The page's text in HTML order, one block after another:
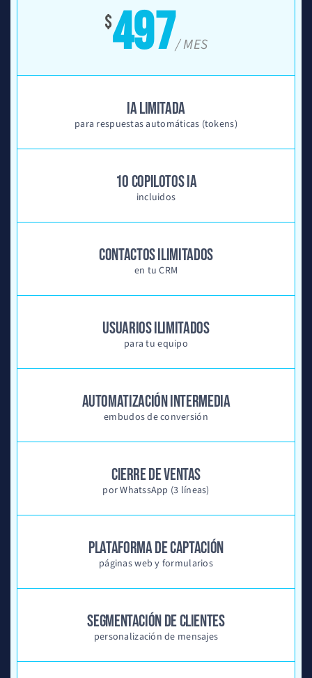
$497/ MES
IA LIMITADA
para respuestas automáticas (tokens)
10 COPILOTOS IA
incluidos
CONTACTOS ILIMITADOS
en tu CRM
USUARIOS ILIMITADOS
para tu equipo
AUTOMATIZACIÓN INTERMEDIA
embudos de conversión
CIERRE DE VENTAS
por WhatssApp (3 líneas)
PLATAFORMA DE CAPTACIÓN
páginas web y formularios
SEGMENTACIÓN DE CLIENTES
personalización de mensajes